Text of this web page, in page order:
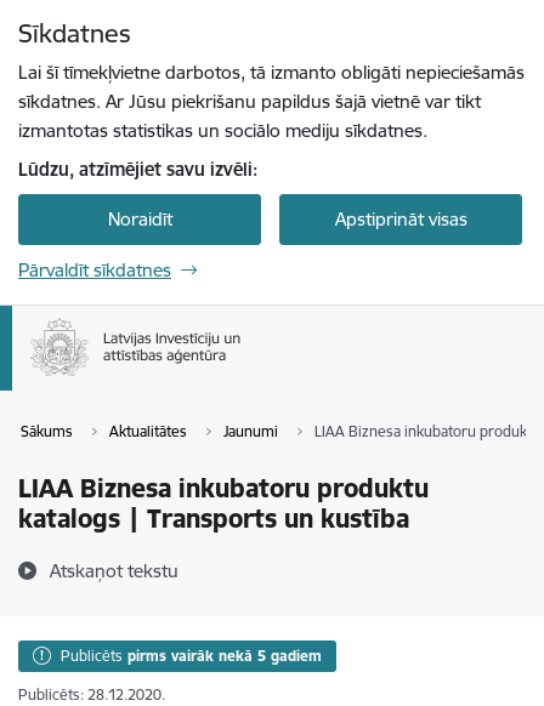
Sīkdatnes
Lai šī tīmekļvietne darbotos, tā izmanto obligāti nepieciešamās
sīkdatnes. Ar Jūsu piekrišanu papildus šajā vietnē var tikt
izmantotas statistikas un sociālo mediju sīkdatnes.
Lūdzu, atzīmējiet savu izvēli:
Noraidīt Apstiprināt visas
Pārvaldīt sīkdatnes
Sākums Aktualitātes Jaunumi LIAA Biznesa inkubatoru
LIAA Biznesa inkubatoru produktu
katalogs | Transports un kustība
Atskaņot tekstu
Publicēts pirms vairāk nekā 5 gadiem
Publicēts: 28.12.2020.